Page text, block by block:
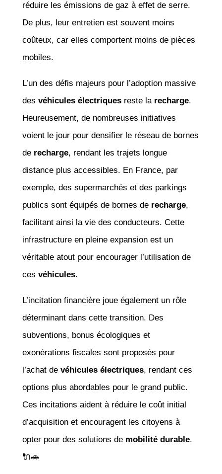
réduire les émissions de gaz à effet de serre.
De plus, leur entretien est souvent moins
coûteux, car elles comportent moins de pièces
mobiles.
L’un des défis majeurs pour l’adoption massive
des véhicules électriquesreste la recharge.
Heureusement, de nombreuses initiatives
voient le jour pour densifier le réseau de bornes
de recharge, rendant les trajets longue
distance plus accessibles. En France, par
exemple, des supermarchés et des parkings
publics sont équipés de bornes de recharge,
facilitant ainsi la vie des conducteurs. Cette
infrastructure en pleine expansion est un
véritable atout pour encourager l’utilisation de
ces véhicules.
L’incitation financière joue également un rôle
déterminant dans cette transition. Des
subventions, bonus écologiques et
exonérations fiscales sont proposés pour
l’achat de véhicules électriques, rendant ces
options plus abordables pour le grand public.
Ces incitations aident à réduire le coût initial
d’acquisition et encouragent les citoyens à
opter pour des solutions de mobilité durable.
🔌🚗